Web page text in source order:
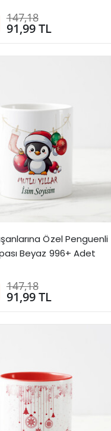
147,18
91,99 TL
Özel Penguenli
Beyaz 996+ Adet
147,18
91,99 TL